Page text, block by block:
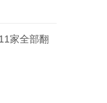
家全部翻